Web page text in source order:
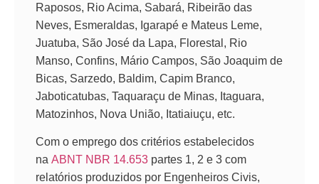
Raposos, Rio Acima, Sabará, Ribeirão das
Neves, Esmeraldas, Igarapé e Mateus Leme,
Juatuba, São José da Lapa, Florestal, Rio
Manso, Confins, Mário Campos, São Joaquim de
Bicas, Sarzedo, Baldim, Capim Branco,
Jaboticatubas, Taquaraçu de Minas, Itaguara,
Matozinhos, Nova União, Itatiaiuçu, etc.
Com o emprego dos critérios estabelecidos
na ABNT NBR 14.653 partes 1, 2 e 3 com
relatórios produzidos por Engenheiros Civis,